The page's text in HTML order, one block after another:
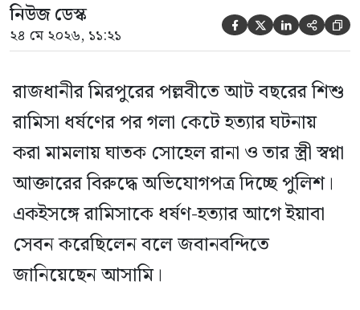
নিউজ ডেস্ক
২৪ মে ২০২৬, ১১:২১     
রাজধানীর মিরপুরের পল্লবীতে আট বছরের শিশু
রামিসা ধর্ষণের পর গলা কেটে হত্যার ঘটনায়
করা মামলায় ঘাতক সোহেল রানা ও তার স্ত্রী স্বপ্না
আক্তারের বিরুদ্ধে অভিযোগপত্র দিচ্ছে পুলিশ।
একইসঙ্গে রামিসাকে ধর্ষণ-হত্যার আগে ইয়াবা
সেবন করেছিলেন বলে জবানবন্দিতে
জানিয়েছেন আসামি।